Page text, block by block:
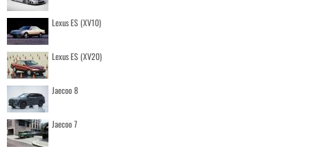
Lexus ES (XV10)
Lexus ES (XV20)
Jaecoo 8
Jaecoo 7